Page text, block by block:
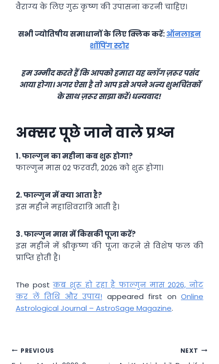
वैराग्‍य के लिए गुरु कृष्‍ण की उपासना करनी चाहिए।
सभी ज्योतिषीय समाधानों के लिए क्लिक करें:ऑनलाइन
शॉपिंग स्टोर
हम उम्मीद करते हैं कि आपको हमारा यह ब्लॉग ज़रूर पसंद
आया होगा। अगर ऐसा है तो आप इसे अपने अन्य शुभचिंतकों
के साथ ज़रूर साझा करें। धन्यवाद!
अक्सर पूछे जाने वाले प्रश्न
1.फाल्‍गुन का महीना कब शुरू होगा?
फाल्‍गुन मास 02 फरवरी, 2026 को शुरू होगा।
2.फाल्‍गुन में क्‍या आता है?
इस महीने महाशिवरात्रि आती है।
3.फाल्‍गुन मास में किसकी पूजा करें?
इस महीने में श्रीकृष्‍ण की पूजा करने से विशेष फल की
प्राप्‍ति होती है।
The postकब शुरू हो रहा है फाल्गुन मास 2026, नोट
कर लें तिथि और उपाय! appeared first on Online
Astrological Journal – AstroSage Magazine.
Post
PREVIOUS NEXT